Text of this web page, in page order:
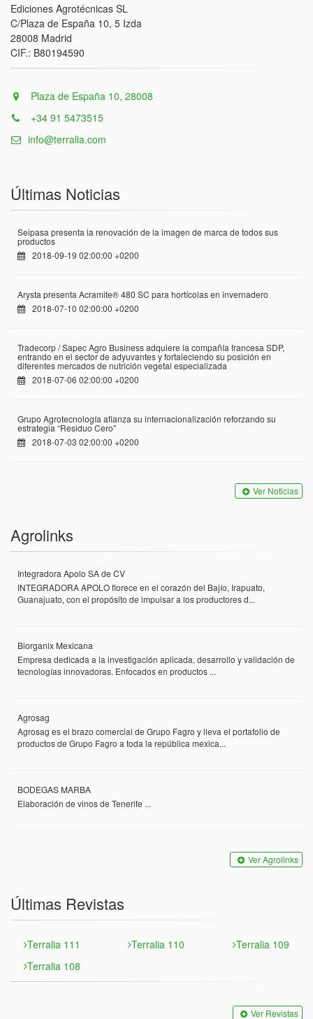
Ediciones Agrotécnicas SL
C/Plaza de España 10, 5 Izda
28008 Madrid
CIF.: B80194590
Plaza de España 10, 28008
+34 91 5473515
info@terralia.com
Últimas Noticias
Seipasa presenta la renovación de la imagen de marca de todos sus
productos
2018-09-19 02:00:00 +0200
Arysta presenta Acramite® 480 SC para hortícolas en invernadero
2018-07-10 02:00:00 +0200
Tradecorp / Sapec Agro Business adquiere la compañía francesa SDP,
entrando en el sector de adyuvantes y fortaleciendo su posición en
diferentes mercados de nutrición vegetal especializada
2018-07-06 02:00:00 +0200
Grupo Agrotecnología afianza su internacionalización reforzando su
estrategia “Residuo Cero”
2018-07-03 02:00:00 +0200
Ver Noticias
Agrolinks
Integradora Apolo SA de CV
INTEGRADORA APOLO florece en el corazón del Bajío, Irapuato,
Guanajuato, con el propósito de impulsar a los productores d...
Biorganix Mexicana
Empresa dedicada a la investigación aplicada, desarrollo y validación de
tecnologías innovadoras. Enfocados en productos ...
Agrosag
Agrosag es el brazo comercial de Grupo Fagro y lleva el portafolio de
productos de Grupo Fagro a toda la república mexica...
BODEGAS MARBA
Elaboración de vinos de Tenerife ...
Ver Agrolinks
Últimas Revistas
Terralia 111 Terralia 110
Terralia 109
Terralia 108
Ver Revistas